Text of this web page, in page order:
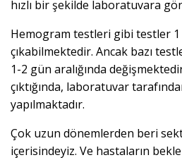
hızlı bir şekilde laboratuvara
Hemogram testleri gibi testler
çıkabilmektedir. Ancak bazı
1-2 gün aralığında
çıktığında, laboratuvar
yapılmaktadır.
Çok uzun dönemlerden beri
içerisindeyiz. Ve hastaların